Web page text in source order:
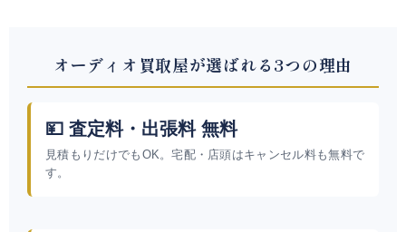
オーディオ買取屋が選ばれる3つの理由
💴 査定料・出張料 無料
見積もりだけでもOK。宅配・店頭はキャンセル料も無料で
す。